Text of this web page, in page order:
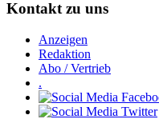
Kontakt zu uns
Anzeigen
Redaktion
Abo / Vertrieb
.